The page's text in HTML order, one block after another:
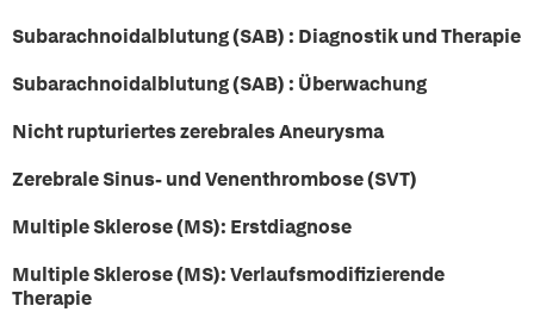
Subarachnoidalblutung (SAB) : Diagnostik und Therapie
Subarachnoidalblutung (SAB) : Überwachung
Nicht rupturiertes zerebrales Aneurysma
Zerebrale Sinus- und Venenthrombose (SVT)
Multiple Sklerose (MS): Erstdiagnose
Multiple Sklerose (MS): Verlaufsmodifizierende
Therapie